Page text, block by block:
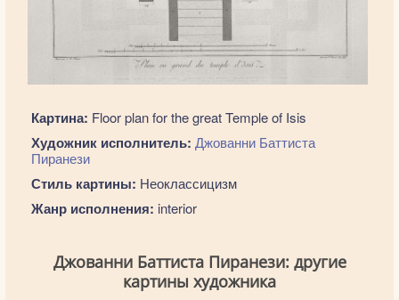
Картина: Floor plan for the great Temple of Isis
Художник исполнитель: Джованни Баттиста
Пиранези
Стиль картины: Неоклассицизм
Жанр исполнения: interior
Джованни Баттиста Пиранези: другие
картины художника